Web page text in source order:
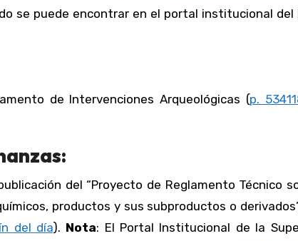
se puede encontrar en el portal institucional del
de Intervenciones Arqueológicas (p.
del “Proyecto de Reglamento Técnico
productos y sus subproductos o
del día). Nota: El Portal Institucional de la